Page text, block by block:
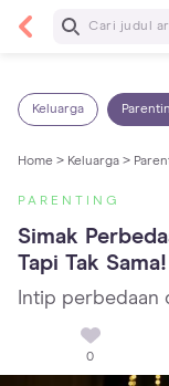
Keluarga
Home > Keluarga >
PARENTING
Simak
Tapi Tak Sama!
Intip perbedaan
0